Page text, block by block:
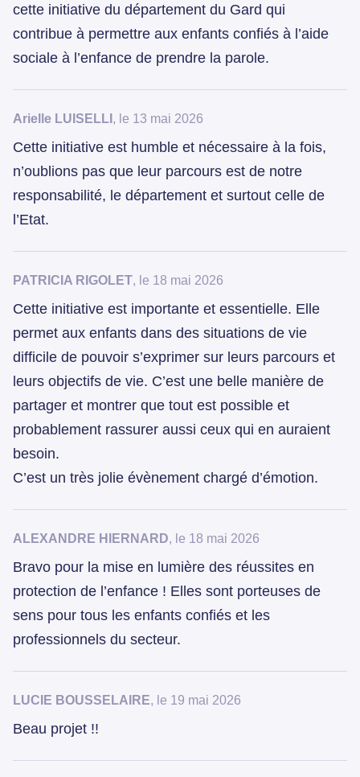
cette initiative du département du Gard qui
contribue à permettre aux enfants confiés à l’aide
sociale à l’enfance de prendre la parole.
Arielle LUISELLI , le 13 mai 2026
Cette initiative est humble et nécessaire à la fois,
n’oublions pas que leur parcours est de notre
responsabilité, le département et surtout celle de
l’Etat.
PATRICIA RIGOLET, le 18 mai 2026
Cette initiative est importante et essentielle. Elle
permet aux enfants dans des situations de vie
difficile de pouvoir s’exprimer sur leurs parcours et
leurs objectifs de vie. C’est une belle manière de
partager et montrer que tout est possible et
probablement rassurer aussi ceux qui en auraient
besoin.
C’est un très jolie évènement chargé d’émotion.
ALEXANDRE HIERNARD, le 18 mai 2026
Bravo pour la mise en lumière des réussites en
protection de l’enfance ! Elles sont porteuses de
sens pour tous les enfants confiés et les
professionnels du secteur.
LUCIE BOUSSELAIRE, le 19 mai 2026
Beau projet !!